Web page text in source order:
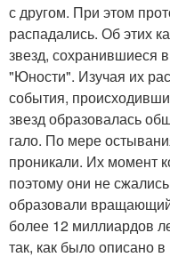
с другом. При этом
распадались. Об этих
звезд, сохранившиеся
"Юности". Изучая их
события,
звезд образовалась
гало. По мере
проникали. Их момент
поэтому они не
образовали
более 12 миллиардов
так, как было описано